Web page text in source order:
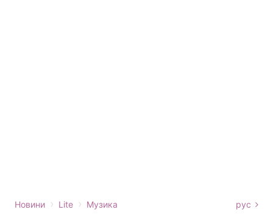
Новини › Lite › Музика рус